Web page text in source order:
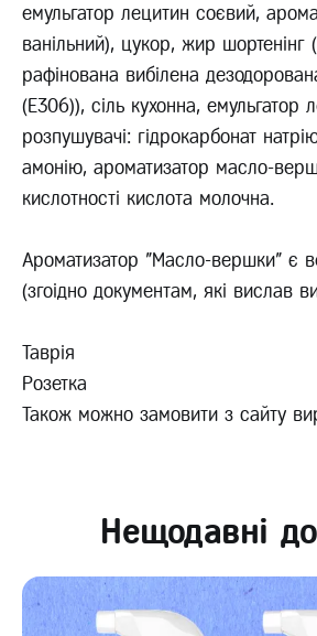
емульгатор лецитин соєвий,
ванільний), цукор, жир шортенінг
рафінована вибілена
(Е306)), сіль кухонна, емульгатор
розпушувачі: гідрокарбонат
амонію, ароматизатор масло-
кислотності кислота молочна.
Ароматизатор "Масло-вершки" є
(згоідно документам, які вислав
Таврія
Розетка
Також можно замовити з сайту
Нещодавні